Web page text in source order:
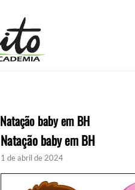
Natação baby em BH
Natação baby em BH
1 de abril de 2024